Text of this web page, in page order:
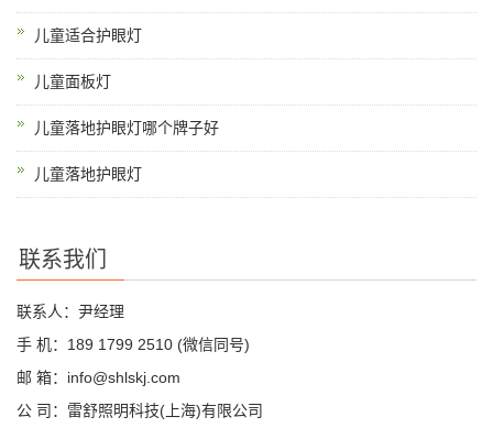
儿童适合护眼灯
儿童面板灯
儿童落地护眼灯哪个牌子好
儿童落地护眼灯
联系我们
联系人：尹经理
手 机：189 1799 2510 (微信同号)
邮 箱：info@shlskj.com
公 司：雷舒照明科技(上海)有限公司